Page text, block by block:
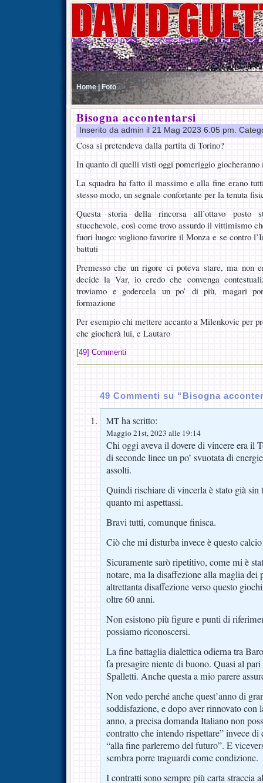
Home | Foto
Bisogna accontentarsi
Inserito da admin il 21 Mag 2023 6:05 pm.
Cosa si pretendeva dalla partita di Torino?
In quanto di quelli visti oggi pomeriggio giocheranno
La squadra ha fatto il massimo e alla fine erano
stesso modo, un segnale confortante per la tenuta
Questa storia della rincorsa all’ottavo posto
stucchevole, così come trovo assurdo il vittimismo
fuori luogo: vogliono favorire il Monza e se contro
battuti
Premesso che un rigore ci poteva stare, ma non
decide la Var, io credo che convenga
troviamo e godercela un po’ di più, magari
formazione
Per esempio chi mettere accanto a Milenkovic per
che giocherà lui, e Lautaro
[49] Commenti
49 Commenti su “Bisogna
MT ha scritto:
Maggio 21st, 2023 alle 19:14
Chi oggi aveva il dovere di vincere era il
di seconde linee un po’ svuotata di
assolti.
Quindi rischiare di vincerla è stato già
quanto mi aspettassi.
Bravi tutti, comunque finisca.
Ciò che mi disturba invece è questo
Sicuramente sarò ripetitivo, come mi è
notare, ma la disaffezione alla maglia dei
altrettanta disaffezione verso questo
oltre 60 anni.
Non esistono più figure e punti di
possiamo riconoscersi.
La fine battaglia dialettica odierna tra
fa presagire niente di buono. Quasi al
Spalletti. Anche questa a mio parere
Non vedo perché anche quest’anno di
soddisfazione, e dopo aver rinnovato con
anno, a precisa domanda Italiano non
contratto che intendo rispettare” invece
“alla fine parleremo del futuro”. E
sembra porre traguardi come condizione.
I contratti sono sempre più carta straccia